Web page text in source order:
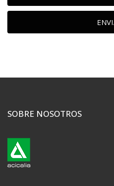
SOBRE NOSOTROS